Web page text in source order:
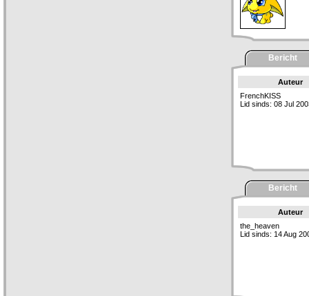
Bericht
Auteur
FrenchKISS
Lid sinds: 08 Jul
Bericht
Auteur
the_heaven
Lid sinds: 14 Aug